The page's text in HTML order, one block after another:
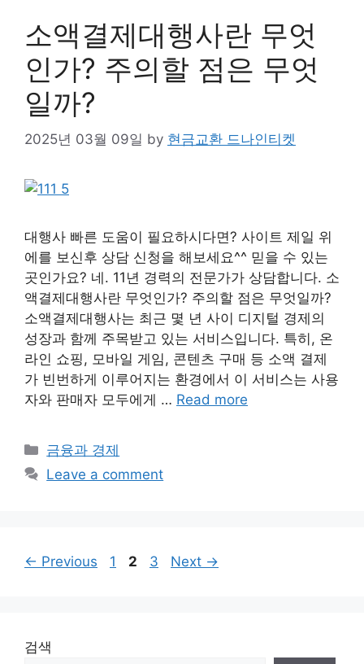
소액결제대행사란 무엇
인가? 주의할 점은 무엇
일까?
2025년 03월 09일 by 현금교환 드나인티켓
대행사 빠른 도움이 필요하시다면? 사이트 제일 위
에를 보신후 상담 신청을 해보세요^^ 믿을 수 있는
곳인가요? 네. 11년 경력의 전문가가 상담합니다. 소
액결제대행사란 무엇인가? 주의할 점은 무엇일까?
소액결제대행사는 최근 몇 년 사이 디지털 경제의
성장과 함께 주목받고 있는 서비스입니다. 특히, 온
라인 쇼핑, 모바일 게임, 콘텐츠 구매 등 소액 결제
가 빈번하게 이루어지는 환경에서 이 서비스는 사용
자와 판매자 모두에게 … Read more
Categories
금융과 경제
Leave a comment
← Previous Page
1 Page
2 Page
3 Next →
검색